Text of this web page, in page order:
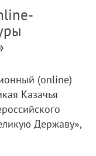
(online)
Казачья
Державу»,